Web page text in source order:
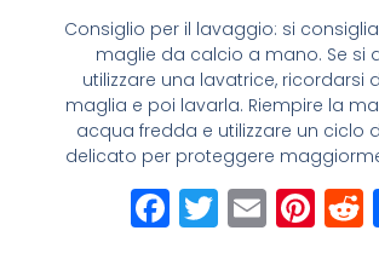
Consiglio per il lavaggio: si
maglie da calcio a mano. Se si
utilizzare una lavatrice, ricordarsi
maglia e poi lavarla. Riempire la
acqua fredda e utilizzare un ciclo
delicato per proteggere
Facebook
Twitter
Email